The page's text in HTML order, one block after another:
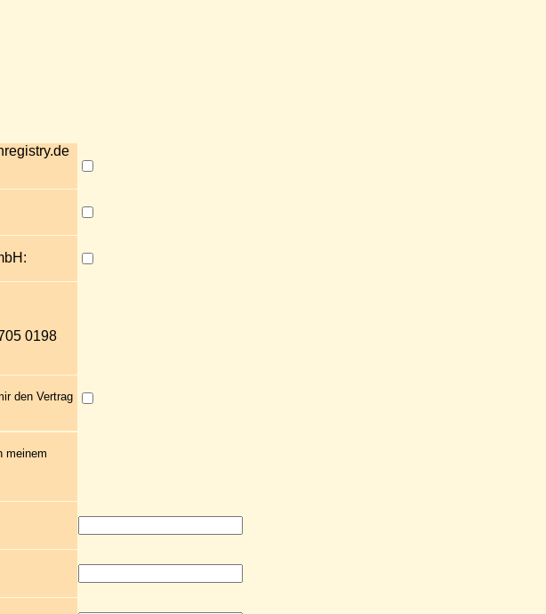
0198
den Vertrag
meinem